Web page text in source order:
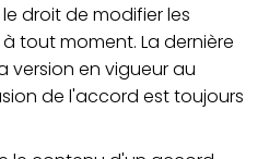
droit de modifier les
tout moment. La dernière
version en vigueur au
de l'accord est toujours